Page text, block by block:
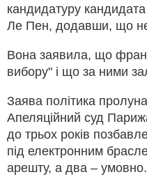
кандидатуру
Ле Пен, додавши, що не
Вона заявила, що
вибору" і що за ними
Заява політика
Апеляційний суд
до трьох років
під електронним
арешту, а два –